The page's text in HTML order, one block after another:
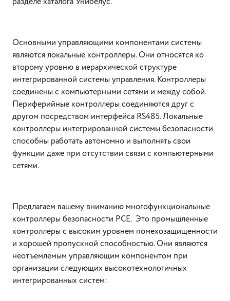
Основными управляющими компонентами системы
являются локальные контроллеры. Они относятся ко
второму уровню в иерархической структуре
интегрированной системы управления. Контроллеры
соединены с компьютерными сетями и между собой.
Периферийные контроллеры соединяются друг с
другом посредством интерфейса RS485. Локальные
контроллеры интегрированной системы безопасности
способны работать автономно и выполнять свои
функции даже при отсутствии связи с компьютерными
сетями.
Предлагаем вашему вниманию многофункциональные
контроллеры безопасности PCE. Это промышленные
контроллеры с высоким уровнем помехозащищенности
и хорошей пропускной способностью. Они являются
неотъемлемым управляющим компонентом при
организации следующих высокотехнологичных
интегрированных систем: